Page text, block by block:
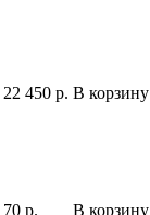
22 450 р. В корзину
70 р.
В корзину